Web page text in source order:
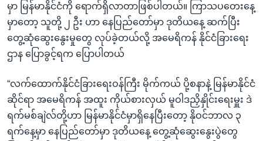
မှာ မြန်မာနိုင်ငံကို ရောက်ရှိလာတာဖြစ်ပါတယ်။ ကြာသပတေးနေ့
မှာတော့ သူတို့ ၂ ဦး ဟာ နေပြည်တော်မှာ ဒုတိယနေ့ ဆက်ပြီး
တွေ့ဆုံဆွေးနွေးမှုတွေ လုပ်ခဲ့တယ်လို့ အမေရိကန် နိုင်ငံခြားရေး
ဌာန ပြောခွင့်ရက ပြောပါတယ်
“လက်ထောက်နိုင်ငံခြားရေးဝန်ကြီး မိုက်ကယ် ပို့စနာနဲ့ မြန်မာနိုင်ငံ
ဆိုင်ရာ အမေရိကန် အထူး ကိုယ်စားလှယ် မူဝါဒညှိနှိုင်းရေးမှူး ဒဲ
ရက်မစ်ချဲလ်တို့ဟာ မြန်မာနိုင်ငံမှာရှိနေပြီးတော့ နိုဝင်ဘာလ ၃
ရက်နေ့မှာ နေပြည်တော်မှာ ဒုတိယနေ့ တွေ့ဆုံဆွေးနွေးပွဲတွေ